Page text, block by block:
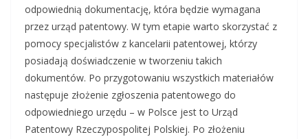
odpowiednią dokumentację, która będzie wymagana
przez urząd patentowy. W tym etapie warto skorzystać z
pomocy specjalistów z kancelarii patentowej, którzy
posiadają doświadczenie w tworzeniu takich
dokumentów. Po przygotowaniu wszystkich materiałów
następuje złożenie zgłoszenia patentowego do
odpowiedniego urzędu – w Polsce jest to Urząd
Patentowy Rzeczypospolitej Polskiej. Po złożeniu